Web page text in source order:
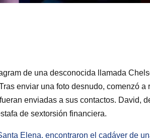
de una desconocida llamada
enviar una foto desnudo, comenzó
enviadas a sus contactos. David,
de sextorsión financiera.
Elena, encontraron el cadáver de